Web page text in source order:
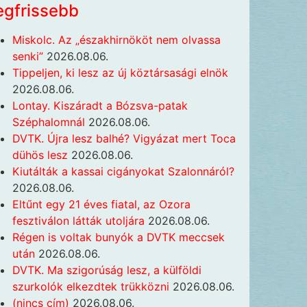
Miskolc. Az „északhirnököt nem olvassa
senki” 2026.08.06.
Tippeljen, ki lesz az új köztársasági elnök
2026.08.06.
Lontay. Kiszáradt a Bózsva-patak
Széphalomnál 2026.08.06.
DVTK. Újra lesz balhé? Vigyázat mert Toca
dühös lesz 2026.08.06.
Kiutálták a kassai cigányokat Szalonnáról?
2026.08.06.
Eltűnt egy 21 éves fiatal, az Ozora
fesztiválon látták utoljára 2026.08.06.
Régen is voltak bunyók a DVTK meccsek
után 2026.08.06.
DVTK. Ma szigorúság lesz, a külföldi
szurkolók elkezdtek trükközni 2026.08.06.
(nincs cím) 2026.08.06.